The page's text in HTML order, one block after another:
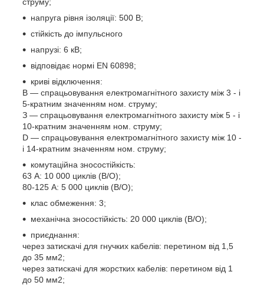
напруга рівня ізоляції: 500 В;
стійкість до імпульсного
напрузі: 6 кВ;
відповідає нормі EN 60898;
криві відключення:
В ― спрацьовування електромагнітного захисту між 3 - і
5-кратним значенням ном. струму;
З ― спрацьовування електромагнітного захисту між 5 - і
10-кратним значенням ном. струму;
D ― спрацьовування електромагнітного захисту між 10 -
і 14-кратним значенням ном. струму;
комутаційна зносостійкість:
63 А: 10 000 циклів (В/О);
80-125 А: 5 000 циклів (В/О);
клас обмеження: 3;
механічна зносостійкість: 20 000 циклів (В/О);
приєднання:
через затискачі для гнучких кабелів: перетином від 1,5
до 35 мм2;
через затискачі для жорстких кабелів: перетином від 1
до 50 мм2;